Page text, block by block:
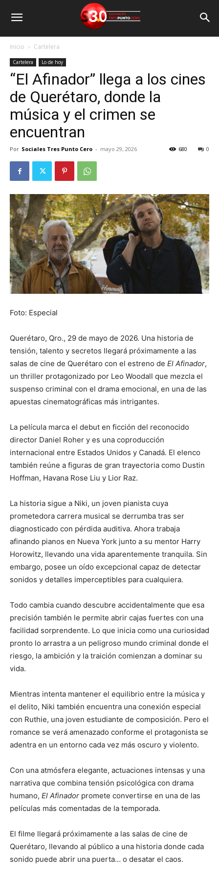
Inicio Cartelera
Cartelera Lo de hoy
“El Afinador” llega a los cines
de Querétaro, donde la
música y el crimen se
encuentran
Por Sociales Tres Punto Cero - mayo 29, 2026 0
680
Foto: Especial
Querétaro, Qro., 29 de mayo de 2026. Una historia de
tensión, talento y secretos llegará próximamente a las
salas de cine de Querétaro con el estreno de El Afinador,
un thriller protagonizado por Leo Woodall que mezcla el
suspenso criminal con el drama emocional, en una de las
apuestas cinematográficas más intrigantes.
La película marca el debut en ficción del reconocido
director Daniel Roher y es una coproducción
internacional entre Estados Unidos y Canadá. El elenco
también reúne a figuras de gran trayectoria como Dustin
Hoffman, Havana Rose Liu y Lior Raz.
La historia sigue a Niki, un joven pianista cuya
prometedora carrera musical se derrumba tras ser
diagnosticado con pérdida auditiva. Ahora trabaja
afinando pianos en Nueva York junto a su mentor Harry
Horowitz, llevando una vida aparentemente tranquila. Sin
embargo, posee un oído excepcional capaz de detectar
sonidos y detalles imperceptibles para cualquiera.
Todo cambia cuando descubre accidentalmente que esa
precisión también le permite abrir cajas fuertes con una
facilidad sorprendente. Lo que inicia como una curiosidad
pronto lo arrastra a un peligroso mundo criminal donde el
riesgo, la ambición y la traición comienzan a dominar su
vida.
Mientras intenta mantener el equilibrio entre la música y
el delito, Niki también encuentra una conexión especial
con Ruthie, una joven estudiante de composición. Pero el
romance se verá amenazado conforme el protagonista se
adentra en un entorno cada vez más oscuro y violento.
Con una atmósfera elegante, actuaciones intensas y una
narrativa que combina tensión psicológica con drama
humano, El Afinador promete convertirse en una de las
películas más comentadas de la temporada.
El filme llegará próximamente a las salas de cine de
Querétaro, llevando al público a una historia donde cada
sonido puede abrir una puerta… o desatar el caos.